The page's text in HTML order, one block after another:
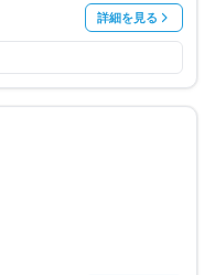
詳細を見る